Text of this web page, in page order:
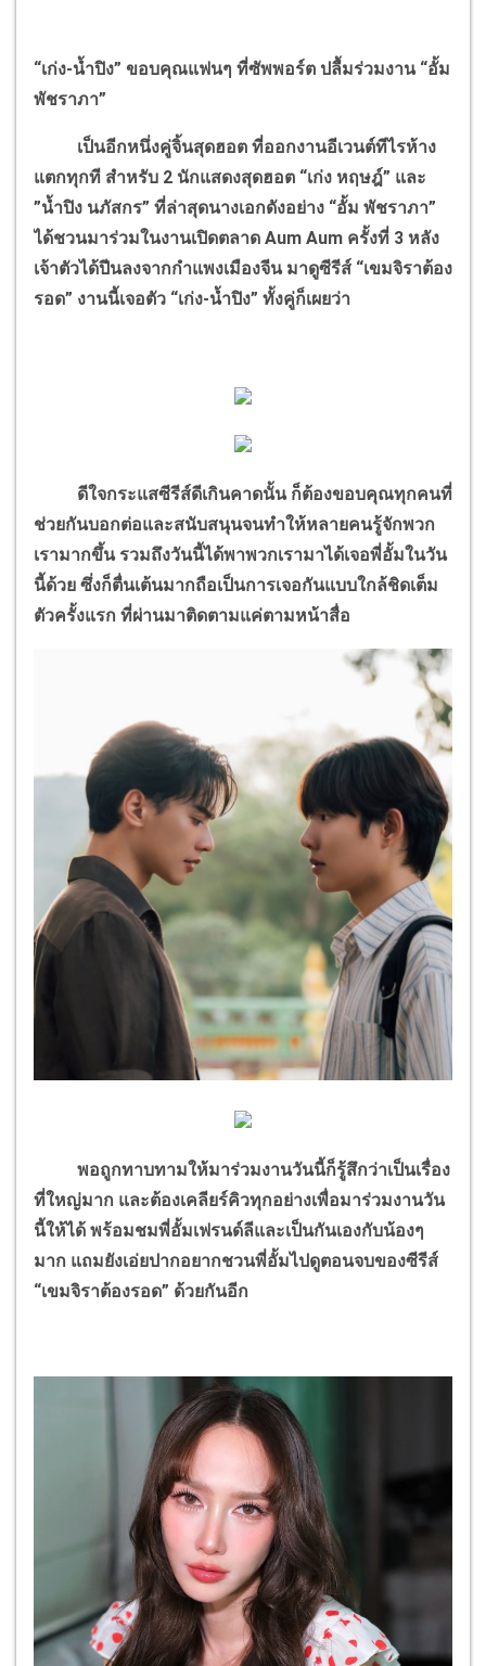
“เก่ง-น้ำปิง” ขอบคุณแฟนๆ ที่ซัพพอร์ต ปลื้มร่วมงาน “อั้ม
พัชราภา”
เป็นอีกหนึ่งคู่จิ้นสุดฮอต ที่ออกงานอีเวนต์ทีไรห้าง
แตกทุกที สำหรับ 2 นักแสดงสุดฮอต “เก่ง หฤษฎ์” และ
”น้ำปิง นภัสกร” ที่ล่าสุดนางเอกดังอย่าง “อั้ม พัชราภา”
ได้ชวนมาร่วมในงานเปิดตลาด Aum Aum ครั้งที่ 3 หลัง
เจ้าตัวได้ปีนลงจากกำแพงเมืองจีน มาดูซีรีส์ “เขมจิราต้อง
รอด” งานนี้เจอตัว “เก่ง-น้ำปิง” ทั้งคู่ก็เผยว่า
ดีใจกระแสซีรีส์ดีเกินคาดนั้น ก็ต้องขอบคุณทุกคนที่
ช่วยกันบอกต่อและสนับสนุนจนทำให้หลายคนรู้จักพวก
เรามากขึ้น รวมถึงวันนี้ได้พาพวกเรามาได้เจอพี่อั้มในวัน
นี้ด้วย ซึ่งก็ตื่นเต้นมากถือเป็นการเจอกันแบบใกล้ชิดเต็ม
ตัวครั้งแรก ที่ผ่านมาติดตามแค่ตามหน้าสื่อ
พอถูกทาบทามให้มาร่วมงานวันนี้ก็รู้สึกว่าเป็นเรื่อง
ที่ใหญ่มาก และต้องเคลียร์คิวทุกอย่างเพื่อมาร่วมงานวัน
นี้ให้ได้ พร้อมชมพี่อั้มเฟรนด์ลีและเป็นกันเองกับน้องๆ
มาก แถมยังเอ่ยปากอยากชวนพี่อั้มไปดูตอนจบของซีรีส์
“เขมจิราต้องรอด” ด้วยกันอีก